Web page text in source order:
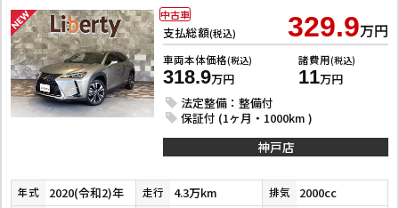
支払総額(税込) 329.9万円
車両本体価格(税込)
318.9万円
諸費用(税込)
11万円
法定整備：整備付
保証付 (1ヶ月・1000km )
中古車
神戸店
年式 2020(令和2)年 走行 4.3万km 排気 2000cc